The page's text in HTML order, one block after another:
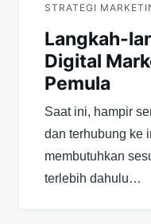
STRATEGI
Langkah-
Digital
Pemula
Saat ini, hampir
dan terhubung ke
membutuhkan
terlebih dahulu…